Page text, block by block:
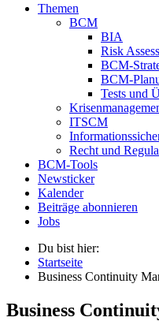
Themen
BCM
BIA
Risk
BCM-
BCM-
Tests und
ITSCM
Recht und
BCM-Tools
Newsticker
Kalender
Beiträge abonnieren
Jobs
Du bist hier:
Startseite
Business Continuity
Business